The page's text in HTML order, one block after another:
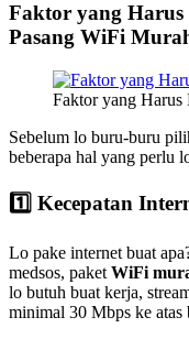
Faktor yang Harus
Pasang WiFi
Faktor yang Harus
Sebelum lo buru-buru
beberapa hal yang perlu
1️⃣ Kecepatan
Lo pake internet buat
medsos, paket WiFi
lo butuh buat kerja,
minimal 30 Mbps ke atas